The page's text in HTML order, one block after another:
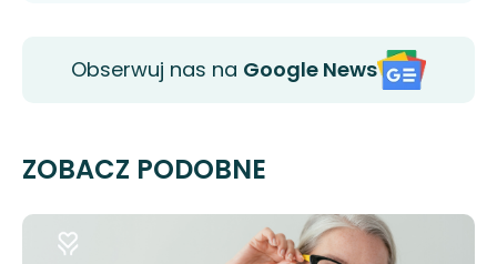
Obserwuj nas na Google News
ZOBACZ PODOBNE